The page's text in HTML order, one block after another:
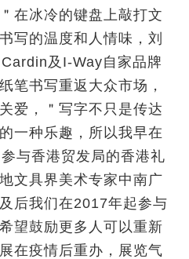
在冰冷的键盘上敲打文
写的温度和人情味，刘
及I-Way自家品牌
笔书写重返大众市场，
爱，＂写字不只是传达
一种乐趣，所以我早在
与香港贸发局的香港礼
文具界美术专家中南广
后我们在2017年起参与
望鼓励更多人可以重新
在疫情后重办，展览气